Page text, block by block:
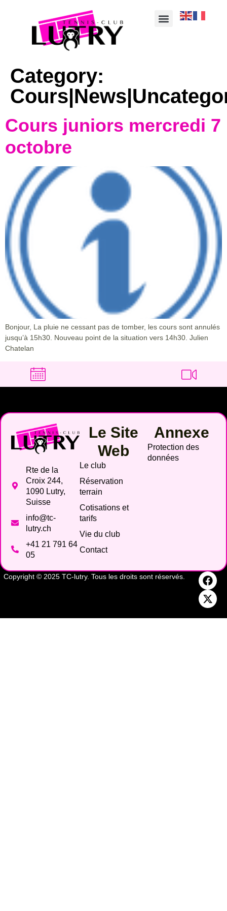
Category:
Cours juniors mercredi 7
octobre
Bonjour, La pluie ne cessant pas de tomber, les cours sont annulés
jusqu’à 15h30. Nouveau point de la situation vers 14h30. Julien
Chatelan
Rte de la
Croix 244,
1090 Lutry,
Suisse
info@tc-
lutry.ch
+41 21 791 64
05
Le Site
Web
Le club
Réservation
terrain
Cotisations et
tarifs
Vie du club
Contact
Annexe
Protection des
données
Copyright © 2025 TC-lutry. Tous les droits sont réservés.